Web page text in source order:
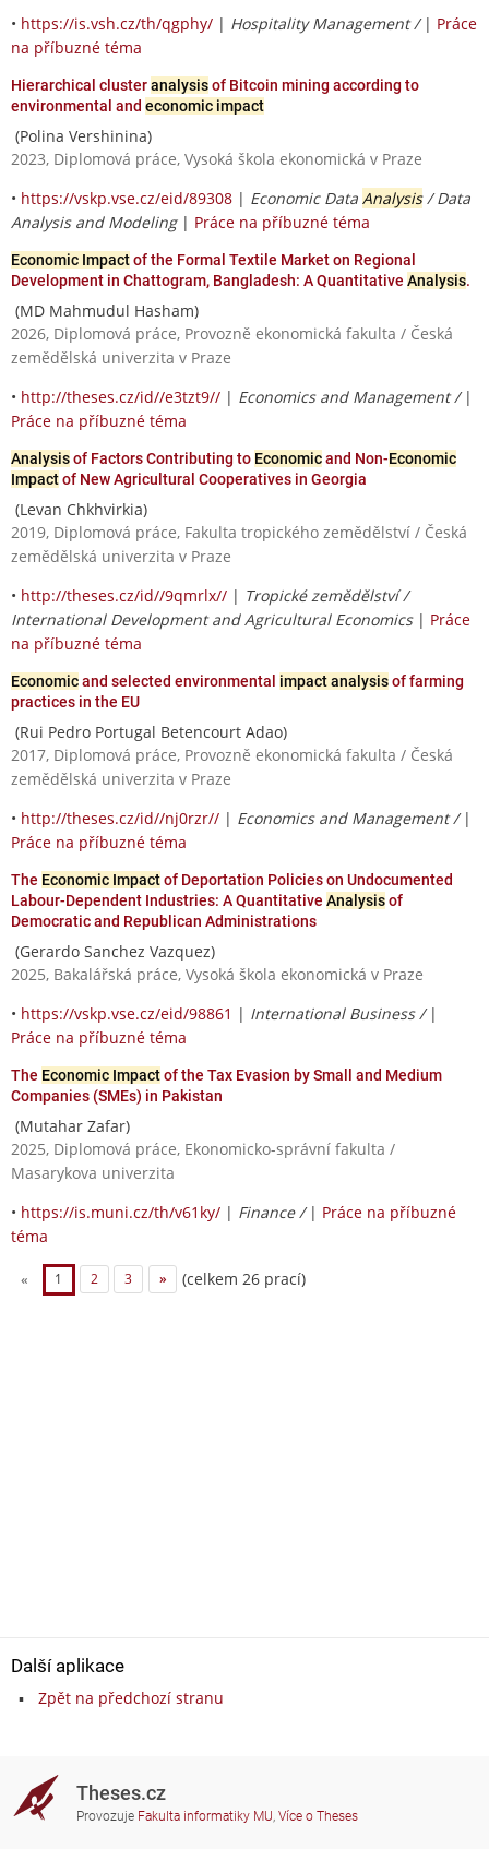
• https://is.vsh.cz/th/qgphy/ | Hospitality Management / | Práce
na příbuzné téma
Hierarchical clusteranalysisof Bitcoin mining according to
environmental and economic impact
(Polina Vershinina)
2023, Diplomová práce, Vysoká škola ekonomická v Praze
• https://vskp.vse.cz/eid/89308 | Economic Data Analysis/ Data
Analysis and Modeling| Práce na příbuzné téma
Economic Impactof the Formal Textile Market on Regional
Development in Chattogram, Bangladesh: A Quantitative Analysis.
(MD Mahmudul Hasham)
2026, Diplomová práce, Provozně ekonomická fakulta / Česká
zemědělská univerzita v Praze
• http://theses.cz/id//e3tzt9// | Economics and Management / |
Práce na příbuzné téma
Analysisof Factors Contributing to Economicand Non-Economic
Impactof New Agricultural Cooperatives in Georgia
(Levan Chkhvirkia)
2019, Diplomová práce, Fakulta tropického zemědělství / Česká
zemědělská univerzita v Praze
• http://theses.cz/id//9qmrlx// | Tropické zemědělství /
International Development and Agricultural Economics| Práce
na příbuzné téma
Economicand selected environmental impact analysisof farming
practices in the EU
(Rui Pedro Portugal Betencourt Adao)
2017, Diplomová práce, Provozně ekonomická fakulta / Česká
zemědělská univerzita v Praze
• http://theses.cz/id//nj0rzr// | Economics and Management / |
Práce na příbuzné téma
The Economic Impactof Deportation Policies on Undocumented
Labour-Dependent Industries: A Quantitative Analysisof
Democratic and Republican Administrations
(Gerardo Sanchez Vazquez)
2025, Bakalářská práce, Vysoká škola ekonomická v Praze
• https://vskp.vse.cz/eid/98861 | International Business / |
Práce na příbuzné téma
The Economic Impactof the Tax Evasion by Small and Medium
Companies (SMEs) in Pakistan
(Mutahar Zafar)
2025, Diplomová práce, Ekonomicko-správní fakulta /
Masarykova univerzita
• https://is.muni.cz/th/v61ky/ | Finance / | Práce na příbuzné
téma
« 1 2 3 » (celkem 26 prací)
Další aplikace
Zpět na předchozí stranu
Theses.cz
Provozuje Fakulta informatiky MU, Více o Theses